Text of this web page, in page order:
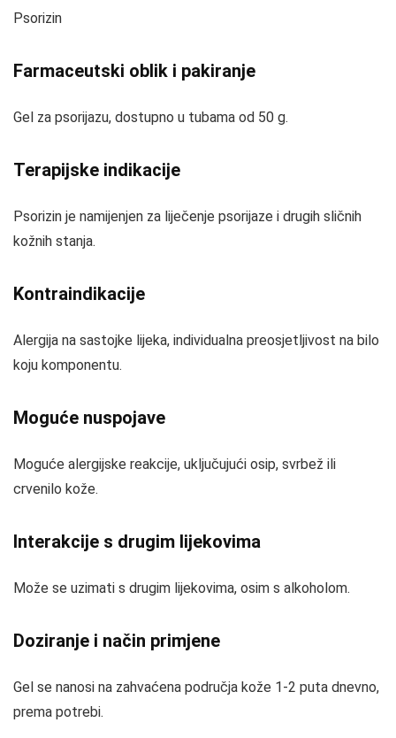
Psorizin
Farmaceutski oblik i pakiranje
Gel za psorijazu, dostupno u tubama od 50 g.
Terapijske indikacije
Psorizin je namijenjen za liječenje psorijaze i drugih sličnih
kožnih stanja.
Kontraindikacije
Alergija na sastojke lijeka, individualna preosjetljivost na bilo
koju komponentu.
Moguće nuspojave
Moguće alergijske reakcije, uključujući osip, svrbež ili
crvenilo kože.
Interakcije s drugim lijekovima
Može se uzimati s drugim lijekovima, osim s alkoholom.
Doziranje i način primjene
Gel se nanosi na zahvaćena područja kože 1-2 puta dnevno,
prema potrebi.